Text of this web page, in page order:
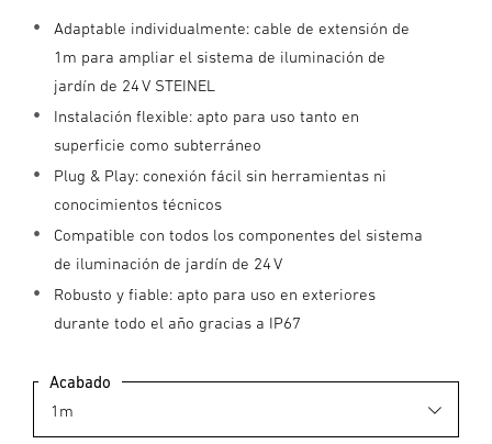
Adaptable individualmente: cable de extensión de
1m para ampliar el sistema de iluminación de
jardín de 24 V STEINEL
Instalación flexible: apto para uso tanto en
superficie como subterráneo
Plug & Play: conexión fácil sin herramientas ni
conocimientos técnicos
Compatible con todos los componentes del sistema
de iluminación de jardín de 24 V
Robusto y fiable: apto para uso en exteriores
durante todo el año gracias a IP67
Acabado